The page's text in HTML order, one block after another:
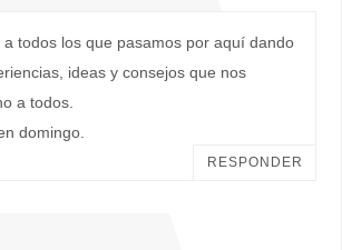
a todos los que pasamos por aquí dando
ideas y consejos que nos
a todos.
domingo.
RESPONDER